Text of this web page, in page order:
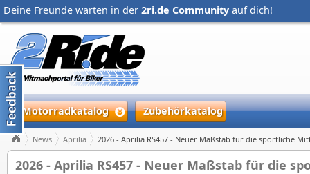
Deine Freunde warten in der 2ri.de Community auf dich!
Motorradkatalog Zubehörkatalog
News Aprilia 2026 - Aprilia RS457 - Neuer Maßstab für die sportliche
2026 - Aprilia RS457 - Neuer Maßstab für die